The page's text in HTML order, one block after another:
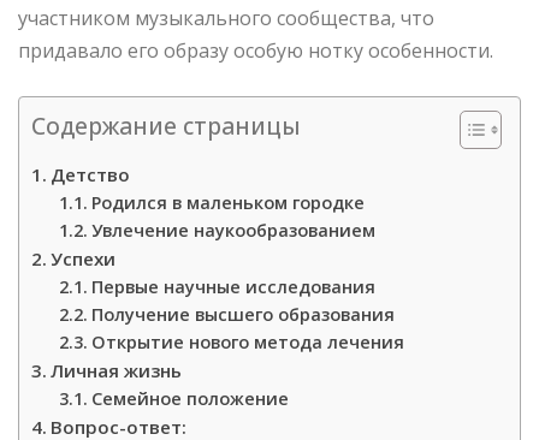
участником музыкального сообщества, что
придавало его образу особую нотку особенности.
Содержание страницы
Детство
Родился в маленьком городке
Увлечение наукообразованием
Успехи
Первые научные исследования
Получение высшего образования
Открытие нового метода лечения
Личная жизнь
Семейное положение
Вопрос-ответ: